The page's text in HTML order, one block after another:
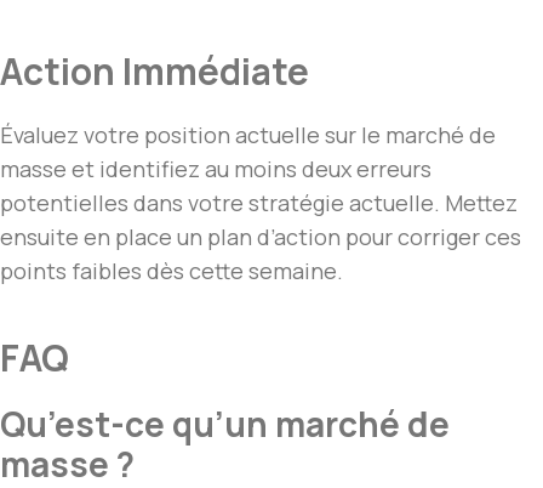
Action Immédiate
Évaluez votre position actuelle sur le marché de
masse et identifiez au moins deux erreurs
potentielles dans votre stratégie actuelle. Mettez
ensuite en place un plan d’action pour corriger ces
points faibles dès cette semaine.
FAQ
Qu’est-ce qu’un marché de
masse ?